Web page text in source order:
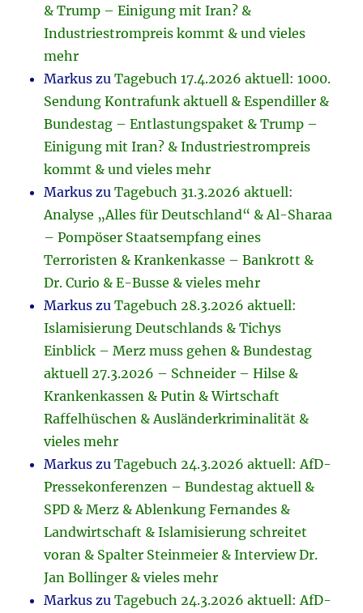
& Trump – Einigung mit Iran? &
Industriestrompreis kommt & und vieles
mehr
Markus zuTagebuch 17.4.2026 aktuell: 1000.
Sendung Kontrafunk aktuell & Espendiller &
Bundestag – Entlastungspaket & Trump –
Einigung mit Iran? & Industriestrompreis
kommt & und vieles mehr
Markus zuTagebuch 31.3.2026 aktuell:
Analyse „Alles für Deutschland“ & Al-Sharaa
– Pompöser Staatsempfang eines
Terroristen & Krankenkasse – Bankrott &
Dr. Curio & E-Busse & vieles mehr
Markus zuTagebuch 28.3.2026 aktuell:
Islamisierung Deutschlands & Tichys
Einblick – Merz muss gehen & Bundestag
aktuell 27.3.2026 – Schneider – Hilse &
Krankenkassen & Putin & Wirtschaft
Raffelhüschen & Ausländerkriminalität &
vieles mehr
Markus zuTagebuch 24.3.2026 aktuell: AfD-
Pressekonferenzen – Bundestag aktuell &
SPD & Merz & Ablenkung Fernandes &
Landwirtschaft & Islamisierung schreitet
voran & Spalter Steinmeier & Interview Dr.
Jan Bollinger & vieles mehr
Markus zuTagebuch 24.3.2026 aktuell: AfD-